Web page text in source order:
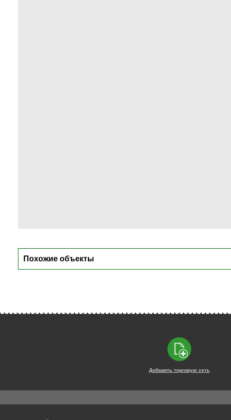
Похожие объекты
Добавить торговую сеть